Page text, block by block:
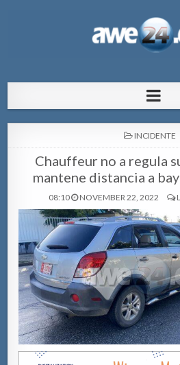
pa Aruba
POSTED
INCIDENTE
Chauffeur no a regula
mantene distancia a
08:10 NOVEMBER 22, 2022